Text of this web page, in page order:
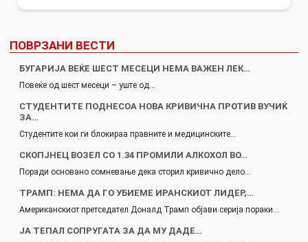
ПОВРЗАНИ ВЕСТИ
БУГАРИЈА ВЕЌЕ ШЕСТ МЕСЕЦИ НЕМА ВАЖЕН ЛЕК…
Повеќе од шест месеци – уште од…
СТУДЕНТИТЕ ПОДНЕСОА НОВА КРИВИЧНА ПРОТИВ ВУЧИЌ
ЗА…
Студентите кои ги блокираа правните и медицинските…
СКОПЈНЕЦ ВОЗЕЛ СО 1.34 ПРОМИЛИ АЛКОХОЛ ВО…
Поради основано сомневање дека сторил кривично дело…
ТРАМП: НЕМА ДА ГО УБИЕМЕ ИРАНСКИОТ ЛИДЕР,…
Американскиот претседател Доналд Трамп објави серија пораки…
ЈА ТЕПАЛ СОПРУГАТА ЗА ДА МУ ДАДЕ…